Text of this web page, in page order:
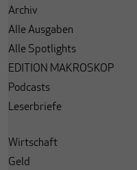
Archiv
Alle Ausgaben
Alle Spotlights
EDITION MAKROSKOP
Podcasts
Leserbriefe
Wirtschaft
Geld